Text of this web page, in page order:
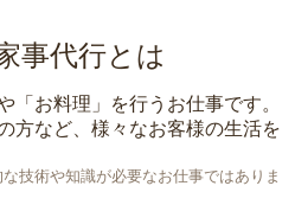
事代行とは
「 お料理 」を行うお仕事です。
方など、様々なお客様の生活を
技術や知識が必要なお仕事ではありま